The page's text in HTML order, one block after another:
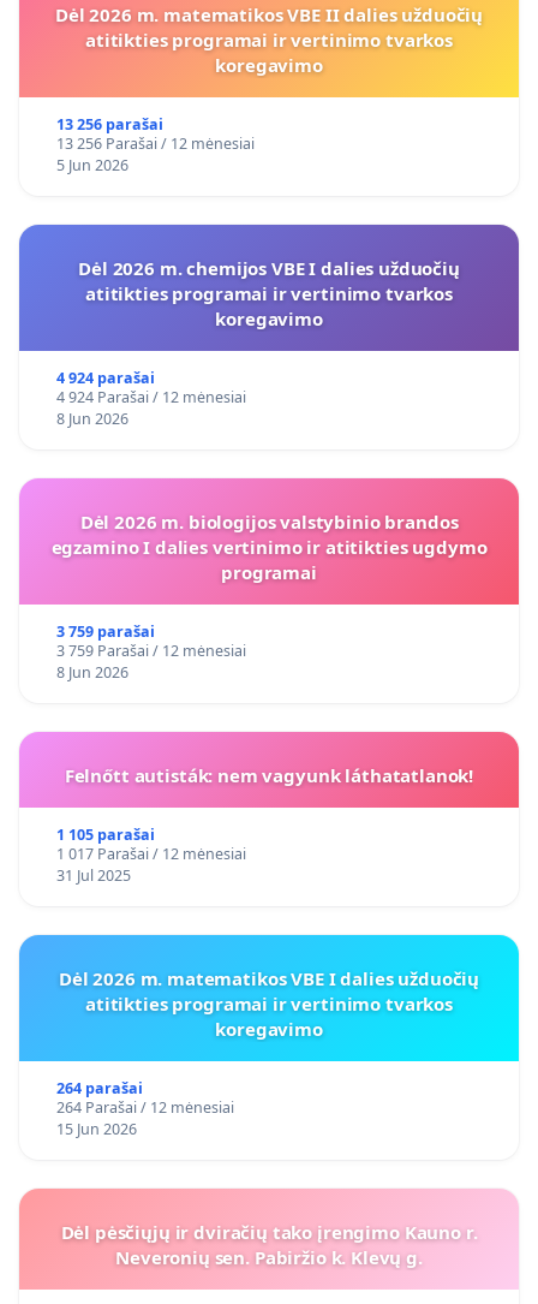
Dėl 2026 m. matematikos VBE II dalies užduočių
atitikties programai ir vertinimo tvarkos
koregavimo
13 256 parašai
13 256 Parašai / 12 mėnesiai
5 Jun 2026
Dėl 2026 m. chemijos VBE I dalies užduočių
atitikties programai ir vertinimo tvarkos
koregavimo
4 924 parašai
4 924 Parašai / 12 mėnesiai
8 Jun 2026
Dėl 2026 m. biologijos valstybinio brandos
egzamino I dalies vertinimo ir atitikties ugdymo
programai
3 759 parašai
3 759 Parašai / 12 mėnesiai
8 Jun 2026
Felnőtt autisták: nem vagyunk láthatatlanok!
1 105 parašai
1 017 Parašai / 12 mėnesiai
31 Jul 2025
Dėl 2026 m. matematikos VBE I dalies užduočių
atitikties programai ir vertinimo tvarkos
koregavimo
264 parašai
264 Parašai / 12 mėnesiai
15 Jun 2026
Dėl pėsčiųjų ir dviračių tako įrengimo Kauno r.
Neveronių sen. Pabiržio k. Klevų g.